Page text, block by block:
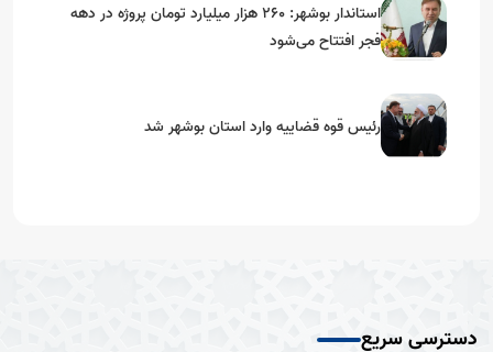
استاندار بوشهر: ۲۶۰ هزار میلیارد تومان پروژه در دهه
فجر افتتاح می‌شود
رئیس قوه قضاییه وارد استان بوشهر شد
دسترسی سریع